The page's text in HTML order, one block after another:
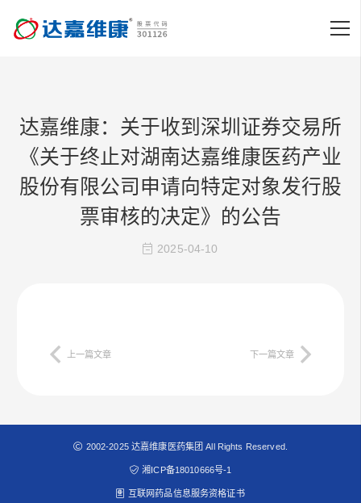
达嘉维康：关于收到深圳证券交易所
《关于终止对湖南达嘉维康医药产业
股份有限公司申请向特定对象发行股
票审核的决定》的公告
2025-04-10
上一篇文章 下一篇文章
2002-2025 达嘉维康医药集团 All Rights Reserved.
湘ICP备18010666号-1
互联网药品信息服务资格证书